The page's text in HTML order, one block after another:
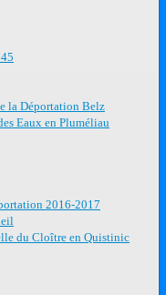
la Déportation Belz
Eaux en Pluméliau
2016-2017
du Cloître en Quistinic